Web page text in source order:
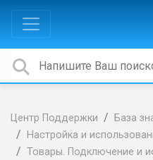
Центр Поддержки
База
Настройка и
Товары. Подключение и